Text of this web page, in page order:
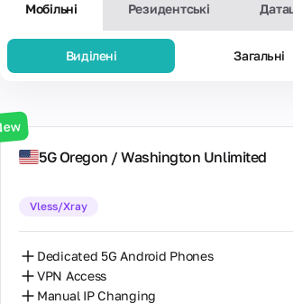
Мобільні Резидентські
Видiленi Загальнi
5G Oregon / Washington Unlimited
Vless/Xray
Dedicated 5G Android Phones
VPN Access
Manual IP Changing